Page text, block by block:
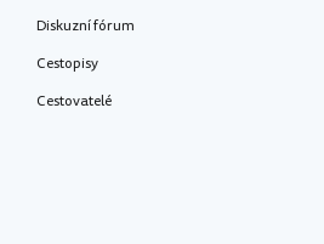
Diskuzní fórum
Cestopisy
Cestovatelé